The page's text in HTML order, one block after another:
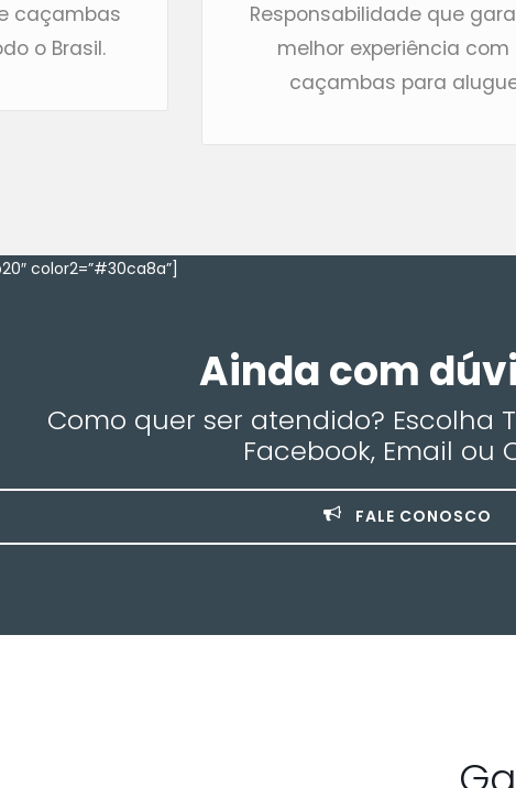
caçambas
o Brasil.
Responsabilidade que
melhor experiência com
caçambas para
color2=”#30ca8a”]
Ainda com
Como quer ser atendido? Escolha
Facebook, Email ou
FALE CONOSCO